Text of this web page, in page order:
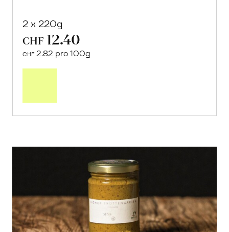
2 x 220g
CHF 12.40
CHF 2.82 pro 100g